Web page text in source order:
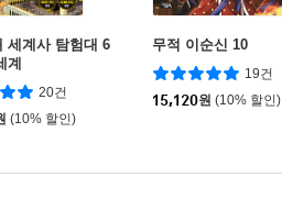
세계사 탐험대 6
계
20건
(10% 할인)
무적 이순신 10
19건
15,120원 (10% 할인)